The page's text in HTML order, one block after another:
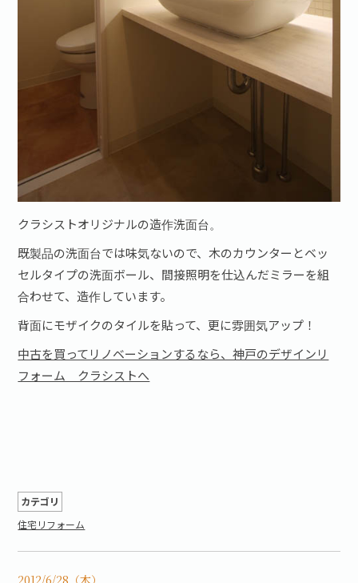
クラシストオリジナルの造作洗面台。
既製品の洗面台では味気ないので、木のカウンターとベッ
セルタイプの洗面ボール、間接照明を仕込んだミラーを組
合わせて、造作しています。
背面にモザイクのタイルを貼って、更に雰囲気アップ！
中古を買ってリノベーションするなら、神戸のデザインリ
フォーム クラシストへ
カテゴリ
住宅リフォーム